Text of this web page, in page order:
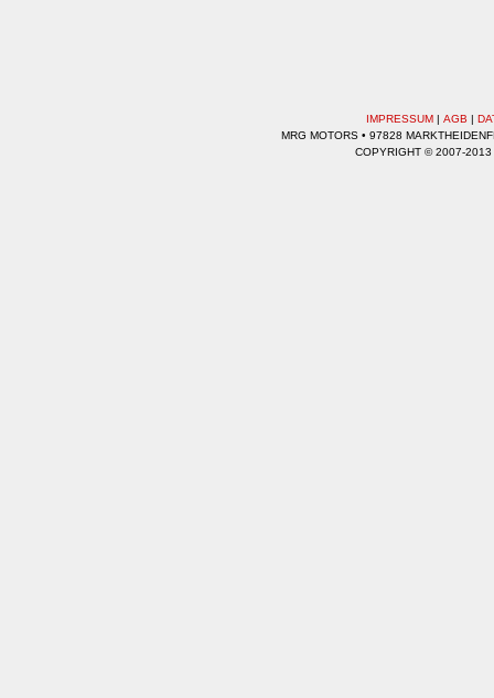
IMPRESSUM | AGB |
MRG MOTORS • 97828
COPYRIGHT © 2007-2013